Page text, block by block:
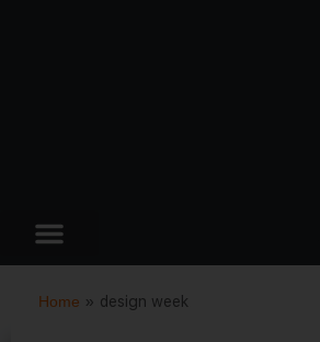
Home » design week